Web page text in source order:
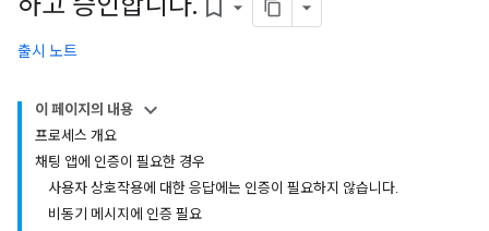
bookmark_border
출시 노트
이 페이지의 내용
프로세스 개요
채팅 앱에 인증이 필요한 경우
사용자 상호작용에 대한 응답에는 인증이 필요하지 않습니다.
비동기 메시지에 인증 필요